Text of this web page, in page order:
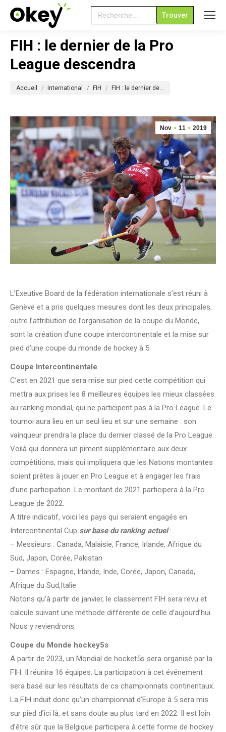
Search
for:
FIH : le dernier de la Pro
League descendra
Accueil International FIH FIH : le dernier de…
Nov 11 2019
L’Exeutive Board de la fédération internationale s’est réuni à
Genève et a pris quelques mesures dont les deux principales,
outre l’attribution de l’organisation de la coupe du Monde,
sont la création d’une coupe intercontinentale et la mise sur
pied d’une coupe du monde de hockey à 5.
Coupe Intercontinentale
C’est en 2021 que sera mise sur pied cette compétition qui
mettra aux prises les 8 meilleures équipes les mieux classées
au ranking mondial, qui ne participent pas à la Pro League. Le
tournoi aura lieu en un seul lieu et sur une semaine : son
vainqueur prendra la place du dernier classé de la Pro League.
Voilà qui donnera un piment supplémentaire aux deux
compétitions, mais qui impliquera que les Nations montantes
soient prêtes à jouer en Pro League et à engager les frais
d’une participation. Le montant de 2021 participera à la Pro
League de 2022.
A titre indicatif, voici les pays qui seraient engagés en
Intercontinental Cup sur base du ranking actuel :
– Messieurs : Canada, Malaisie, France, Irlande, Afrique du
Sud, Japon, Corée, Pakistan
– Dames : Espagne, Irlande, Inde, Corée, Japon, Canada,
Afrique du Sud,Italie
Notons qu’à partir de janvier, le classement FIH sera revu et
calcule suivant une méthode différente de celle d’aujourd’hui.
Nous y reviendrons.
Coupe du Monde hockey5s
A partir de 2023, un Mondial de hocket5s sera organisé par la
FIH. Il réunira 16 équipes. La participation à cet événement
sera basé sur les résultats de cs championnats continentaux.
La FIH induit donc qu’un championnat d’Europe à 5 sera mis
sur pied d’ici là, et sans doute au plus tard en 2022. Il est loin
d’être sûr que la Belgique participera à cette forme de hockey